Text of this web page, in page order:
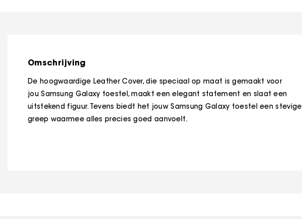
Omschrijving
De hoogwaardige Leather Cover, die speciaal op maat is gemaakt voor
jou Samsung Galaxy toestel, maakt een elegant statement en slaat een
uitstekend figuur. Tevens biedt het jouw Samsung Galaxy toestel een stevige
greep waarmee alles precies goed aanvoelt.